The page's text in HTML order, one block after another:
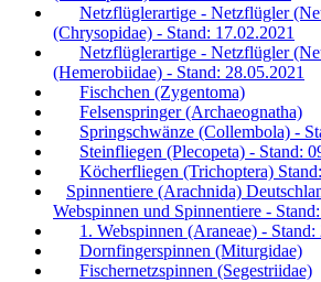
Netzflüglerartige - Netzflügler
(Chrysopidae) - Stand: 17.02.2021
Netzflüglerartige - Netzflügler
(Hemerobiidae) - Stand: 28.05.2021
Fischchen (Zygentoma)
Felsenspringer (Archaeognatha)
Springschwänze (Collembola) -
Steinfliegen (Plecopeta) - Stand:
Köcherfliegen (Trichoptera)
Spinnentiere (Arachnida)
Webspinnen und Spinnentiere -
1. Webspinnen (Araneae) - Stand:
Dornfingerspinnen (Miturgidae)
Fischernetzspinnen (Segestriidae)